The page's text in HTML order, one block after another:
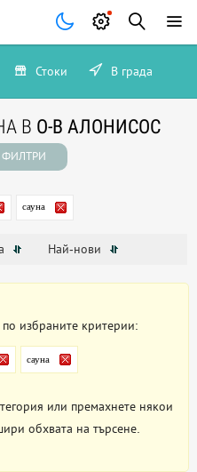
Стоки В града
В О-В АЛОНИСОС
сауна
Най-нови
избраните критерии:
сауна
или премахнете някои
обхвата на търсене.